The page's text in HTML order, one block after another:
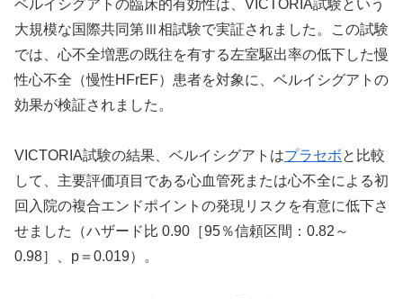
ベルイシグアトの臨床的有効性は、VICTORIA試験という
大規模な国際共同第Ⅲ相試験で実証されました。この試験
では、心不全増悪の既往を有する左室駆出率の低下した慢
性心不全（慢性HFrEF）患者を対象に、ベルイシグアトの
効果が検証されました。
VICTORIA試験の結果、ベルイシグアトはプラセボと比較
して、主要評価項目である心血管死または心不全による初
回入院の複合エンドポイントの発現リスクを有意に低下さ
せました（ハザード比 0.90［95％信頼区間：0.82～
0.98］、p＝0.019）。